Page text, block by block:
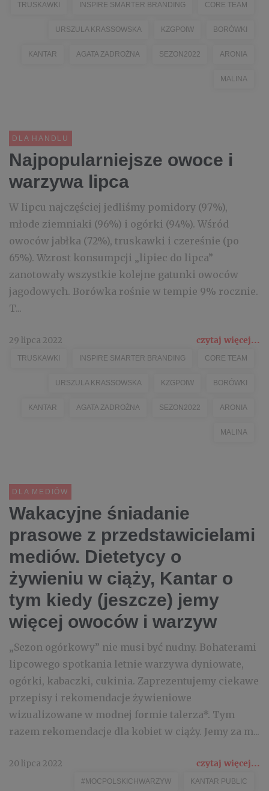
TRUSKAWKI INSPIRE SMARTER BRANDING CORE TEAM
URSZULA KRASSOWSKA KZGPOIW BORÓWKI
KANTAR AGATA ZADROŻNA SEZON2022 ARONIA
MALINA
DLA HANDLU
Najpopularniejsze owoce i
warzywa lipca
W lipcu najczęściej jedliśmy pomidory (97%),
młode ziemniaki (96%) i ogórki (94%). Wśród
owoców jabłka (72%), truskawki i czereśnie (po
65%). Wzrost konsumpcji „lipiec do lipca”
zanotowały wszystkie kolejne gatunki owoców
jagodowych. Borówka rośnie w tempie 9% rocznie.
T...
29 lipca 2022 czytaj więcej...
TRUSKAWKI INSPIRE SMARTER BRANDING CORE TEAM
URSZULA KRASSOWSKA KZGPOIW BORÓWKI
KANTAR AGATA ZADROŻNA SEZON2022 ARONIA
MALINA
DLA MEDIÓW
Wakacyjne śniadanie
prasowe z przedstawicielami
mediów. Dietetycy o
żywieniu w ciąży, Kantar o
tym kiedy (jeszcze) jemy
więcej owoców i warzyw
„Sezon ogórkowy” nie musi być nudny. Bohaterami
lipcowego spotkania letnie warzywa dyniowate,
ogórki, kabaczki, cukinia. Zaprezentujemy ciekawe
przepisy i rekomendacje żywieniowe
wizualizowane w modnej formie talerza*. Tym
razem rekomendacje dla kobiet w ciąży. Jemy za m...
20 lipca 2022 czytaj więcej...
#MOCPOLSKICHWARZYW KANTAR PUBLIC